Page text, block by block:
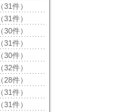
（31件）
（31件）
（30件）
（31件）
（30件）
（32件）
（28件）
（31件）
（31件）